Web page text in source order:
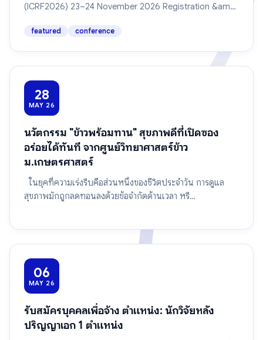
(ICRF2026) 23–24 November 2026 Registration &am…
featured conference
28
MAY 26
นวัตกรรม "ข้าวพร้อมทาน" สุขภาพดีที่เปิดซอง
อร่อยได้ทันที จากศูนย์วิทยาศาสตร์ข้าว
ม.เกษตรศาสตร์
ในยุคที่ความเร่งรีบคือส่วนหนึ่งของชีวิตประจำวัน การดูแล
สุขภาพมักถูกลดทอนลงด้วยข้อจำกัดด้านเวลา หรื…
06
MAY 26
รับสมัครบุคคลเพื่อจ้าง ตำแหน่ง: นักวิจัยหลัง
ปริญญาเอก 1 ตำแหน่ง